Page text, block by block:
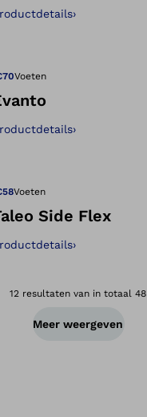
›
Voeten
›
Voeten
Side Flex
›
12 resultaten van in totaal 48
Meer weergeven